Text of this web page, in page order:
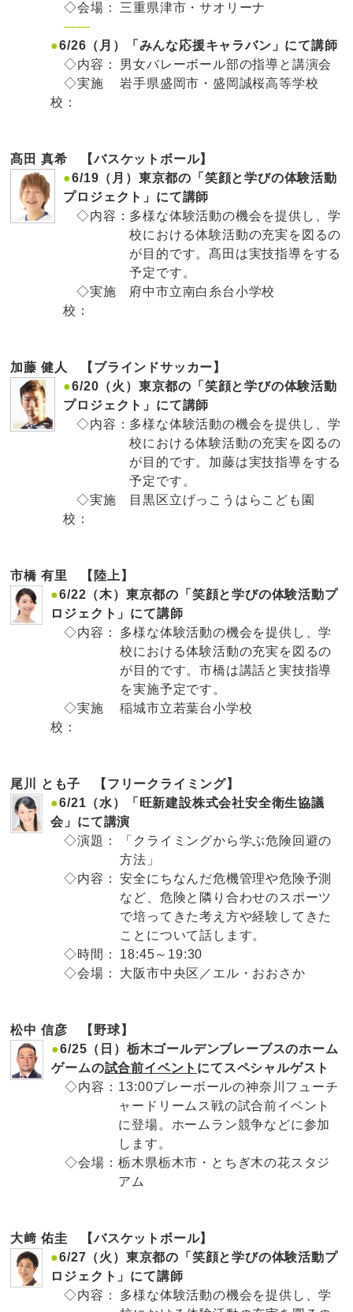
◇会場：
三重県津市・サオリーナ
——
●6/26（月）「みんな応援キャラバン」にて講師
◇内容：
男女バレーボール部の指導と講演会
◇実施
校：
岩手県盛岡市・盛岡誠桜高等学校
髙田 真希 【バスケットボール】
●6/19（月）東京都の「笑顔と学びの体験活動
プロジェクト」にて講師
◇内容： 多様な体験活動の機会を提供し、学
校における体験活動の充実を図るの
が目的です。髙田は実技指導をする
予定です。
◇実施
校：
府中市立南白糸台小学校
加藤 健人 【ブラインドサッカー】
●6/20（火）東京都の「笑顔と学びの体験活動
プロジェクト」にて講師
◇内容： 多様な体験活動の機会を提供し、学
校における体験活動の充実を図るの
が目的です。加藤は実技指導をする
予定です。
◇実施
校：
目黒区立げっこうはらこども園
市橋 有里 【陸上】
●6/22（木）東京都の「笑顔と学びの体験活動プ
ロジェクト」にて講師
◇内容：
多様な体験活動の機会を提供し、学
校における体験活動の充実を図るの
が目的です。市橋は講話と実技指導
を実施予定です。
◇実施
校：
稲城市立若葉台小学校
尾川 とも子 【フリークライミング】
●6/21（水）「旺新建設株式会社安全衛生協議
会」にて講演
◇演題：
「クライミングから学ぶ危険回避の
方法」
◇内容：
安全にちなんだ危機管理や危険予測
など、危険と隣り合わせのスポーツ
で培ってきた考え方や経験してきた
ことについて話します。
◇時間：
18:45～19:30
◇会場：
大阪市中央区／エル・おおさか
松中 信彦 【野球】
●6/25（日）栃木ゴールデンブレーブスのホーム
ゲームの試合前イベント にてスペシャルゲスト
◇内容： 13:00プレーボールの神奈川フューチ
ャードリームス戦の試合前イベント
に登場。ホームラン競争などに参加
します。
◇会場： 栃木県栃木市・とちぎ木の花スタジ
アム
大﨑 佑圭 【バスケットボール】
●6/27（火）東京都の「笑顔と学びの体験活動プ
ロジェクト」にて講師
◇内容：
多様な体験活動の機会を提供し、学